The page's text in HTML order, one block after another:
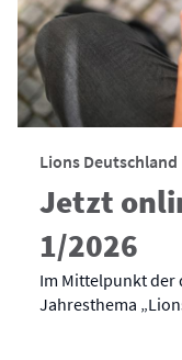
Lions Deutschland
Jetzt
1/2026
Im Mittelpunkt der
Jahresthema